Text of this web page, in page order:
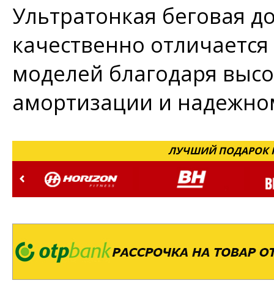
Ультратонкая беговая
качественно
моделей благодаря
амортизации и
ЛУЧШИЙ ПОДАРОК